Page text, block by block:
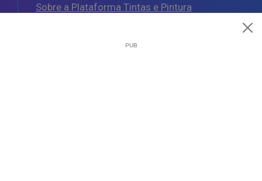
Sobre a Plataforma Tintas e Pintura